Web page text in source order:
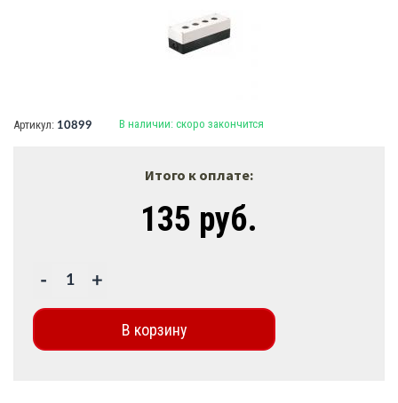
Артикул: 10899 В наличии: скоро закончится
Итого к оплате:
135 руб.
+
-
В корзину